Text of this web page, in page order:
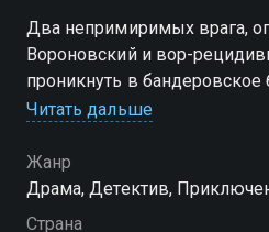
Два непримиримых врага,
Вороновский и вор-
проникнуть в
Их цель — предотвратить
внутренних войск и местного
Посмотреть онлайн 2 сезон
Читать дальше
Жанр
Драма, Детектив,
Страна